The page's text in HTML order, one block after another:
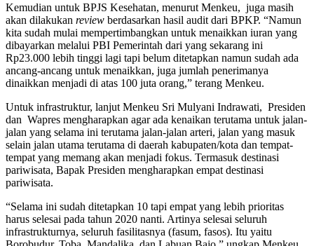
Kemudian untuk BPJS Kesehatan, menurut Menkeu, juga masih
akan dilakukan review berdasarkan hasil audit dari BPKP. “Namun
kita sudah mulai mempertimbangkan untuk menaikkan iuran yang
dibayarkan melalui PBI Pemerintah dari yang sekarang ini
Rp23.000 lebih tinggi lagi tapi belum ditetapkan namun sudah ada
ancang-ancang untuk menaikkan, juga jumlah penerimanya
dinaikkan menjadi di atas 100 juta orang,” terang Menkeu.
Untuk infrastruktur, lanjut Menkeu Sri Mulyani Indrawati, Presiden
dan Wapres mengharapkan agar ada kenaikan terutama untuk jalan-
jalan yang selama ini terutama jalan-jalan arteri, jalan yang masuk
selain jalan utama terutama di daerah kabupaten/kota dan tempat-
tempat yang memang akan menjadi fokus. Termasuk destinasi
pariwisata, Bapak Presiden mengharapkan empat destinasi
pariwisata.
“Selama ini sudah ditetapkan 10 tapi empat yang lebih prioritas
harus selesai pada tahun 2020 nanti. Artinya selesai seluruh
infrastrukturnya, seluruh fasilitasnya (fasum, fasos). Itu yaitu